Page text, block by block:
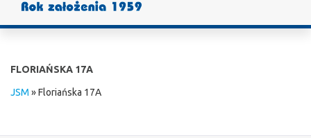
FLORIAŃSKA 17A
JSM »Floriańska 17A